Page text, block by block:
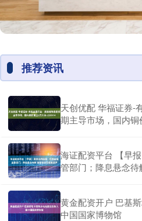
推荐资讯
天创优配 华福证券-
期主导市场，国内
海证配资平台 【早
管部门；降息悬念
黄金配资开户 巴基
中国国家博物馆